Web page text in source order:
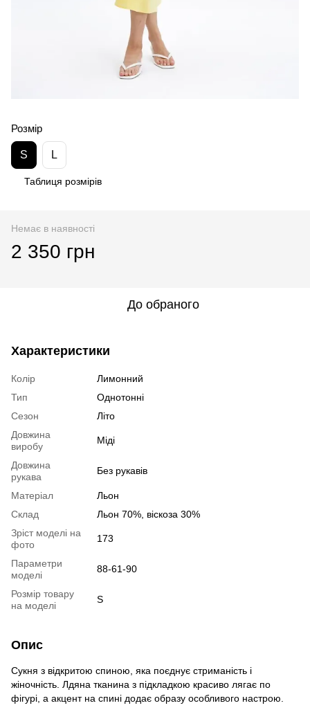
Розмір
S L
Таблиця розмірів
Немає в наявності
2 350 грн
До обраного
Характеристики
Колір
Лимонний
Тип
Однотонні
Сезон
Літо
Довжина
виробу
Міді
Довжина
рукава
Без рукавів
Матеріал
Льон
Склад
Льон 70%, віскоза 30%
Зріст моделі на
фото
173
Параметри
моделі
88-61-90
Розмір товару
на моделі
S
Опис
Сукня з відкритою спиною, яка поєднує стриманість і
жіночність. Лдяна тканина з підкладкою красиво лягає по
фігурі, а акцент на спині додає образу особливого настрою.